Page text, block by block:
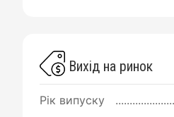
Вихід на ринок
Рік випуску